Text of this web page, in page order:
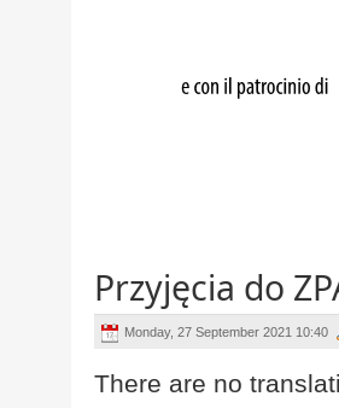
Przyjęcia do
Monday, 27 September 2021 10:40
There are no